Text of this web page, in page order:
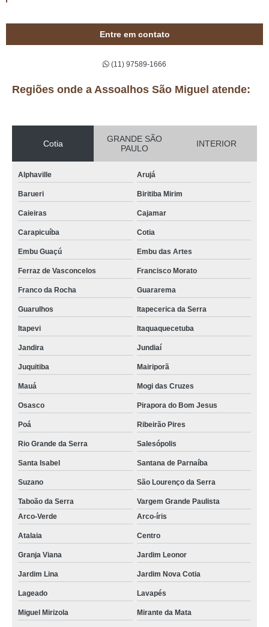
Entre em contato
(11) 97589-1666
Regiões onde a Assoalhos São Miguel atende:
Cotia
GRANDE SÃO
PAULO
INTERIOR
Alphaville Arujá
Barueri Biritiba Mirim
Caieiras Cajamar
Carapicuíba Cotia
Embu Guaçú Embu das Artes
Ferraz de Vasconcelos Francisco Morato
Franco da Rocha Guararema
Guarulhos Itapecerica da Serra
Itapevi Itaquaquecetuba
Jandira Jundiaí
Juquitiba Mairiporã
Mauá Mogi das Cruzes
Osasco Pirapora do Bom Jesus
Poá Ribeirão Pires
Rio Grande da Serra Salesópolis
Santa Isabel Santana de Parnaíba
Suzano São Lourenço da Serra
Taboão da Serra
Vargem Grande Paulista
Arco-Verde
Arco-íris
Atalaia Centro
Granja Viana Jardim Leonor
Jardim Lina Jardim Nova Cotia
Lageado Lavapés
Miguel Mirizola Mirante da Mata